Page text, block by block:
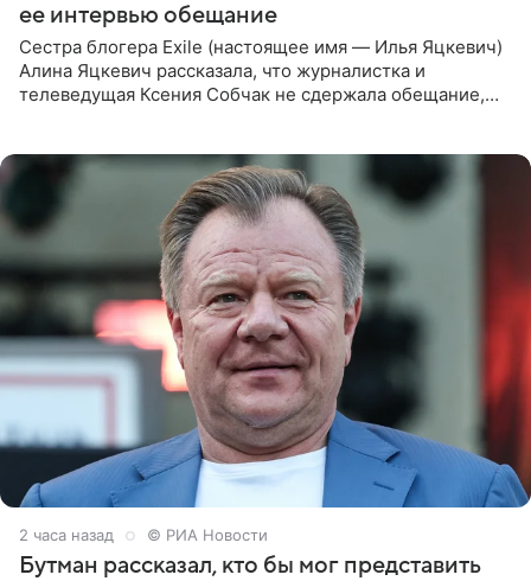
ее интервью обещание
Сестра блогера Exile (настоящее имя — Илья Яцкевич)
Алина Яцкевич рассказала, что журналистка и
телеведущая Ксения Собчак не сдержала обещание,
2 часа назад © РИА Новости
Бутман рассказал, кто бы мог представить